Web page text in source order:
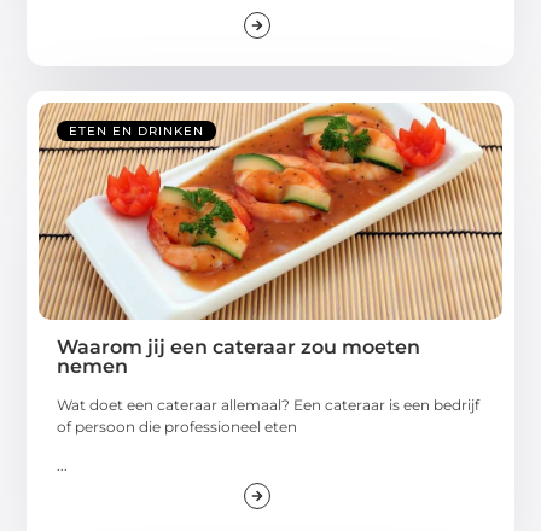
ETEN EN DRINKEN
Waarom jij een cateraar zou moeten
nemen
Wat doet een cateraar allemaal? Een cateraar is een bedrijf
of persoon die professioneel eten